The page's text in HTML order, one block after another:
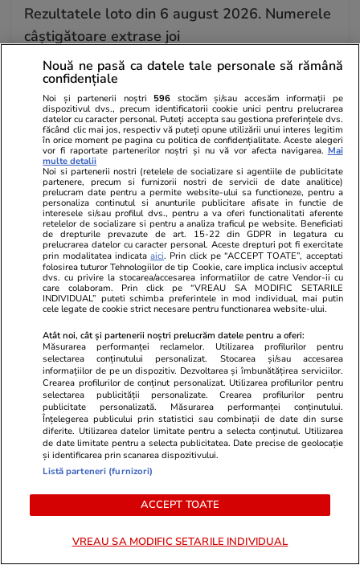
Rezultatele loto din 6 august 2026. Numerele
câștigătoare extrase joi
Vacanțe și Cultură
Mesaje de Sfânta Teodora – urări pe care să le
transmiți sărbătoriților
Vacanțe și Cultură 06 aug.
Avertisment Microsoft pentru
turiști: hackerii ruși îți pot fura
parolele și datele când te
conectezi la Wi-Fi-ul hotelului
Vacanțe și
Orașul din
o bere cu
Topul
de
Lifestyle 04 aug.
Nouă ne pasă ca datele tale personale să rămână
confidențiale
Noi și partenerii noștri 596 stocăm și/sau accesăm informații pe
dispozitivul dvs., precum identificatorii cookie unici pentru prelucrarea
datelor cu caracter personal. Puteți accepta sau gestiona preferințele dvs.
făcând clic mai jos, respectiv vă puteți opune utilizării unui interes legitim
în orice moment pe pagina cu politica de confidențialitate. Aceste alegeri
vor fi raportate partenerilor noștri și nu vă vor afecta navigarea. Mai
multe detalii
Noi si partenerii nostri (retelele de socializare si agentiile de publicitate
partenere, precum si furnizorii nostri de servicii de date analitice)
prelucram date pentru a permite website-ului sa functioneze, pentru a
personaliza continutul si anunturile publicitare afisate in functie de
interesele si/sau profilul dvs., pentru a va oferi functionalitati aferente
retelelor de socializare si pentru a analiza traficul pe website. Beneficiati
de drepturile prevazute de art. 15-22 din GDPR in legatura cu
prelucrarea datelor cu caracter personal. Aceste drepturi pot fi exercitate
prin modalitatea indicataaici. Prin click pe “ACCEPT TOATE”, acceptati
folosirea tuturor Tehnologiilor de tip Cookie, care implica inclusiv acceptul
dvs. cu privire la stocarea/accesarea informatiilor de catre Vendor-ii cu
care colaboram. Prin click pe “VREAU SA MODIFIC SETARILE
INDIVIDUAL” puteti schimba preferintele in mod individual, mai putin
cele legate de cookie strict necesare pentru functionarea website-ului.
Atât noi, cât și partenerii noștri prelucrăm datele pentru a oferi:
Măsurarea performanței reclamelor. Utilizarea profilurilor pentru
selectarea conținutului personalizat. Stocarea și/sau accesarea
informațiilor de pe un dispozitiv. Dezvoltarea și îmbunătățirea serviciilor.
Crearea profilurilor de conținut personalizat. Utilizarea profilurilor pentru
selectarea publicității personalizate. Crearea profilurilor pentru
publicitate personalizată. Măsurarea performanței conținutului.
Înțelegerea publicului prin statistici sau combinații de date din surse
diferite. Utilizarea datelor limitate pentru a selecta conținutul. Utilizarea
de date limitate pentru a selecta publicitatea. Date precise de geolocație
și identificarea prin scanarea dispozitivului.
Listă parteneri (furnizori)
ACCEPT TOATE
VREAU SA MODIFIC SETARILE INDIVIDUAL